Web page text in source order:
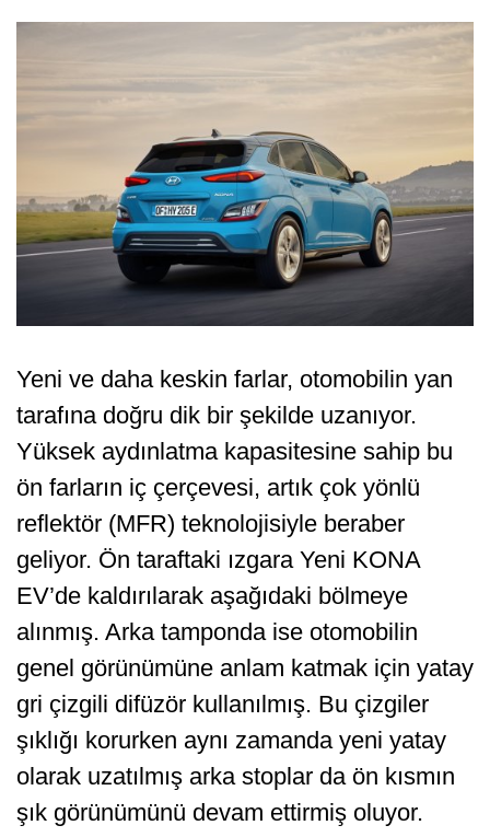
Yeni ve daha keskin farlar, otomobilin yan
tarafına doğru dik bir şekilde uzanıyor.
Yüksek aydınlatma kapasitesine sahip bu
ön farların iç çerçevesi, artık çok yönlü
reflektör (MFR) teknolojisiyle beraber
geliyor. Ön taraftaki ızgara Yeni KONA
EV’de kaldırılarak aşağıdaki bölmeye
alınmış. Arka tamponda ise otomobilin
genel görünümüne anlam katmak için yatay
gri çizgili difüzör kullanılmış. Bu çizgiler
şıklığı korurken aynı zamanda yeni yatay
olarak uzatılmış arka stoplar da ön kısmın
şık görünümünü devam ettirmiş oluyor.